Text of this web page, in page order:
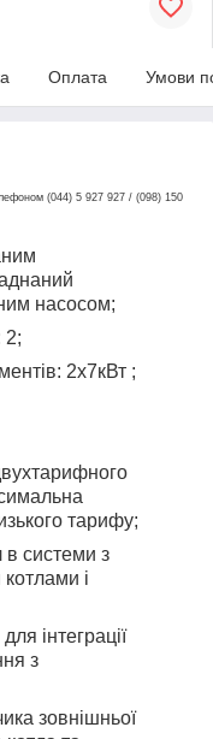
Оплата Умови
(044) 5 927 927 / (098) 150
насосом;
2;
2х7кВт ;
тарифу;
в системи з
і
інтеграції
з
зовнішньої